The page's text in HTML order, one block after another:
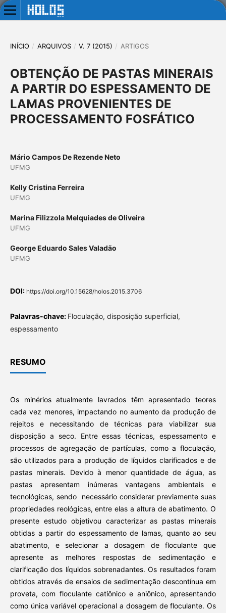
INÍCIO / ARQUIVOS / V. 7 (2015) / ARTIGOS
OBTENÇÃO DE PASTAS MINERAIS
A PARTIR DO ESPESSAMENTO DE
LAMAS PROVENIENTES DE
PROCESSAMENTO FOSFÁTICO
Mário Campos De Rezende Neto
UFMG
Kelly Cristina Ferreira
UFMG
Marina Filizzola Melquiades de Oliveira
UFMG
George Eduardo Sales Valadão
UFMG
DOI: https://doi.org/10.15628/holos.2015.3706
Palavras-chave: Floculação, disposição superficial,
espessamento
RESUMO
Os minérios atualmente lavrados têm apresentado teores
cada vez menores, impactando no aumento da produção de
rejeitos e necessitando de técnicas para viabilizar sua
disposição a seco. Entre essas técnicas, espessamento e
processos de agregação de partículas, como a floculação,
são utilizados para a produção de líquidos clarificados e de
pastas minerais. Devido à menor quantidade de água, as
pastas apresentam inúmeras vantagens ambientais e
tecnológicas, sendo necessário considerar previamente suas
propriedades reológicas, entre elas a altura de abatimento. O
presente estudo objetivou caracterizar as pastas minerais
obtidas a partir do espessamento de lamas, quanto ao seu
abatimento, e selecionar a dosagem de floculante que
apresente as melhores respostas de sedimentação e
clarificação dos líquidos sobrenadantes. Os resultados foram
obtidos através de ensaios de sedimentação descontínua em
proveta, com floculante catiônico e aniônico, apresentando
como única variável operacional a dosagem de floculante. Os